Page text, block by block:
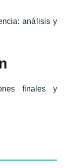
análisis y
finales y